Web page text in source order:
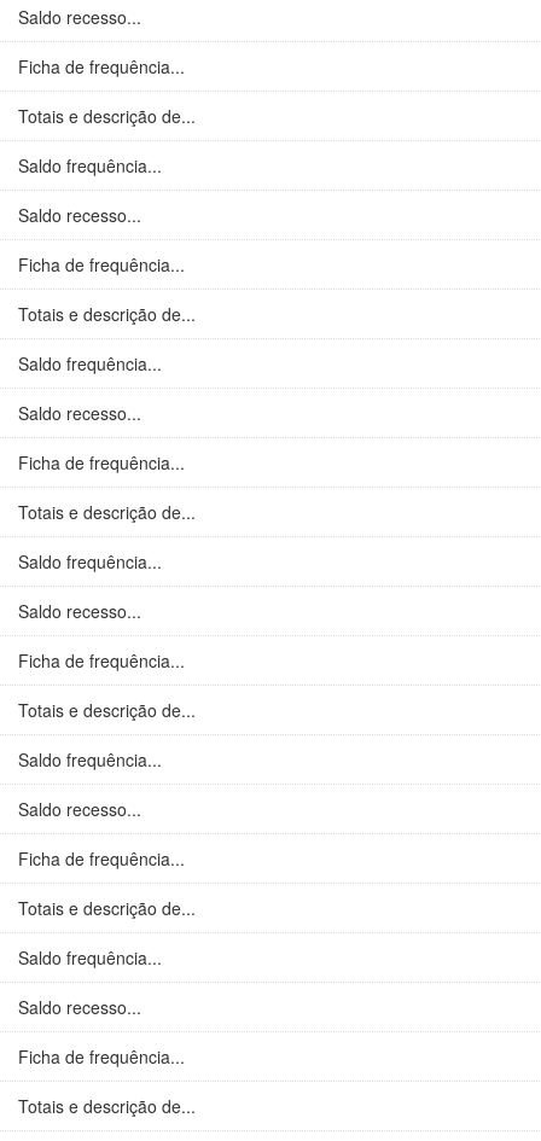
Saldo recesso...
Ficha de frequência...
Totais e descrição de...
Saldo frequência...
Saldo recesso...
Ficha de frequência...
Totais e descrição de...
Saldo frequência...
Saldo recesso...
Ficha de frequência...
Totais e descrição de...
Saldo frequência...
Saldo recesso...
Ficha de frequência...
Totais e descrição de...
Saldo frequência...
Saldo recesso...
Ficha de frequência...
Totais e descrição de...
Saldo frequência...
Saldo recesso...
Ficha de frequência...
Totais e descrição de...